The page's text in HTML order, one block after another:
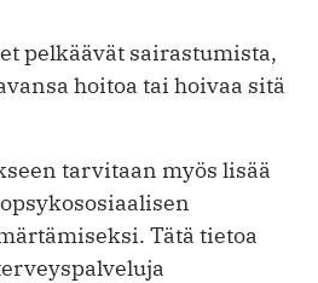
pelkäävät sairastumista,
hoitoa tai hoivaa sitä
tarvitaan myös lisää
Tätä tietoa